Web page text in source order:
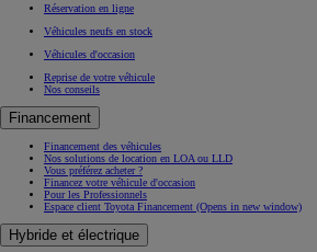
Réservation en ligne
Véhicules neufs en stock
Véhicules d'occasion
Reprise de votre véhicule
Nos conseils
Financement
Financement des véhicules
Nos solutions de location en LOA ou LLD
Vous préférez acheter ?
Financez votre véhicule d'occasion
Pour les Professionnels
Espace client Toyota Financement (Opens in new window)
Hybride et électrique